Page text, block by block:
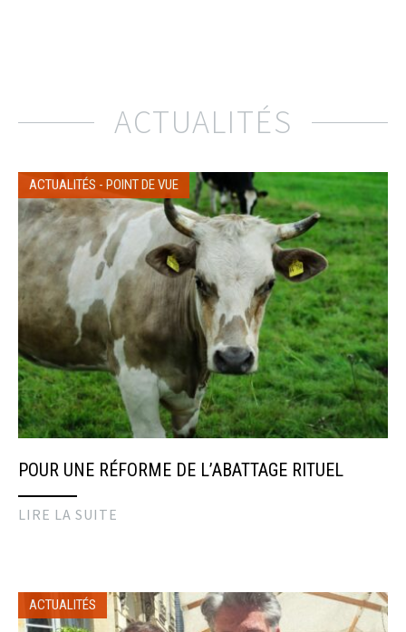
ACTUALITÉS
ACTUALITÉS - POINT DE VUE
POUR UNE RÉFORME DE L’ABATTAGE RITUEL
LIRE LA SUITE
ACTUALITÉS